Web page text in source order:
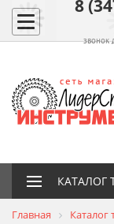
8
звонок
КАТАЛОГ
Главная Каталог